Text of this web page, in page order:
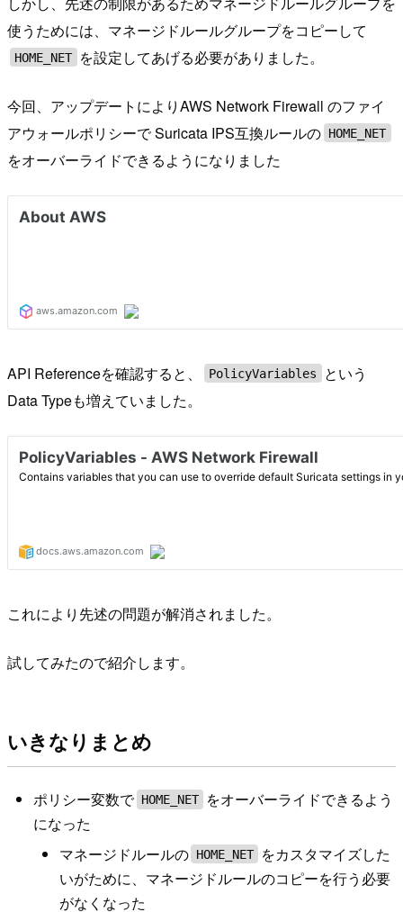
使うためには、マネージドルールグループをコピーして
HOME_NET を設定してあげる必要がありました。
今回、アップデートによりAWS Network Firewall のファイ
アウォールポリシーで Suricata IPS互換ルールの HOME_NET
をオーバーライドできるようになりました
API Referenceを確認すると、 PolicyVariables
という
Data Typeも増えていました。
これにより先述の問題が解消されました。
試してみたので紹介します。
いきなりまとめ
ポリシー変数で HOME_NET
をオーバーライドできるよう
になった
マネージドルールの HOME_NET
をカスタマイズした
いがために、マネージドルールのコピーを行う必要
がなくなった